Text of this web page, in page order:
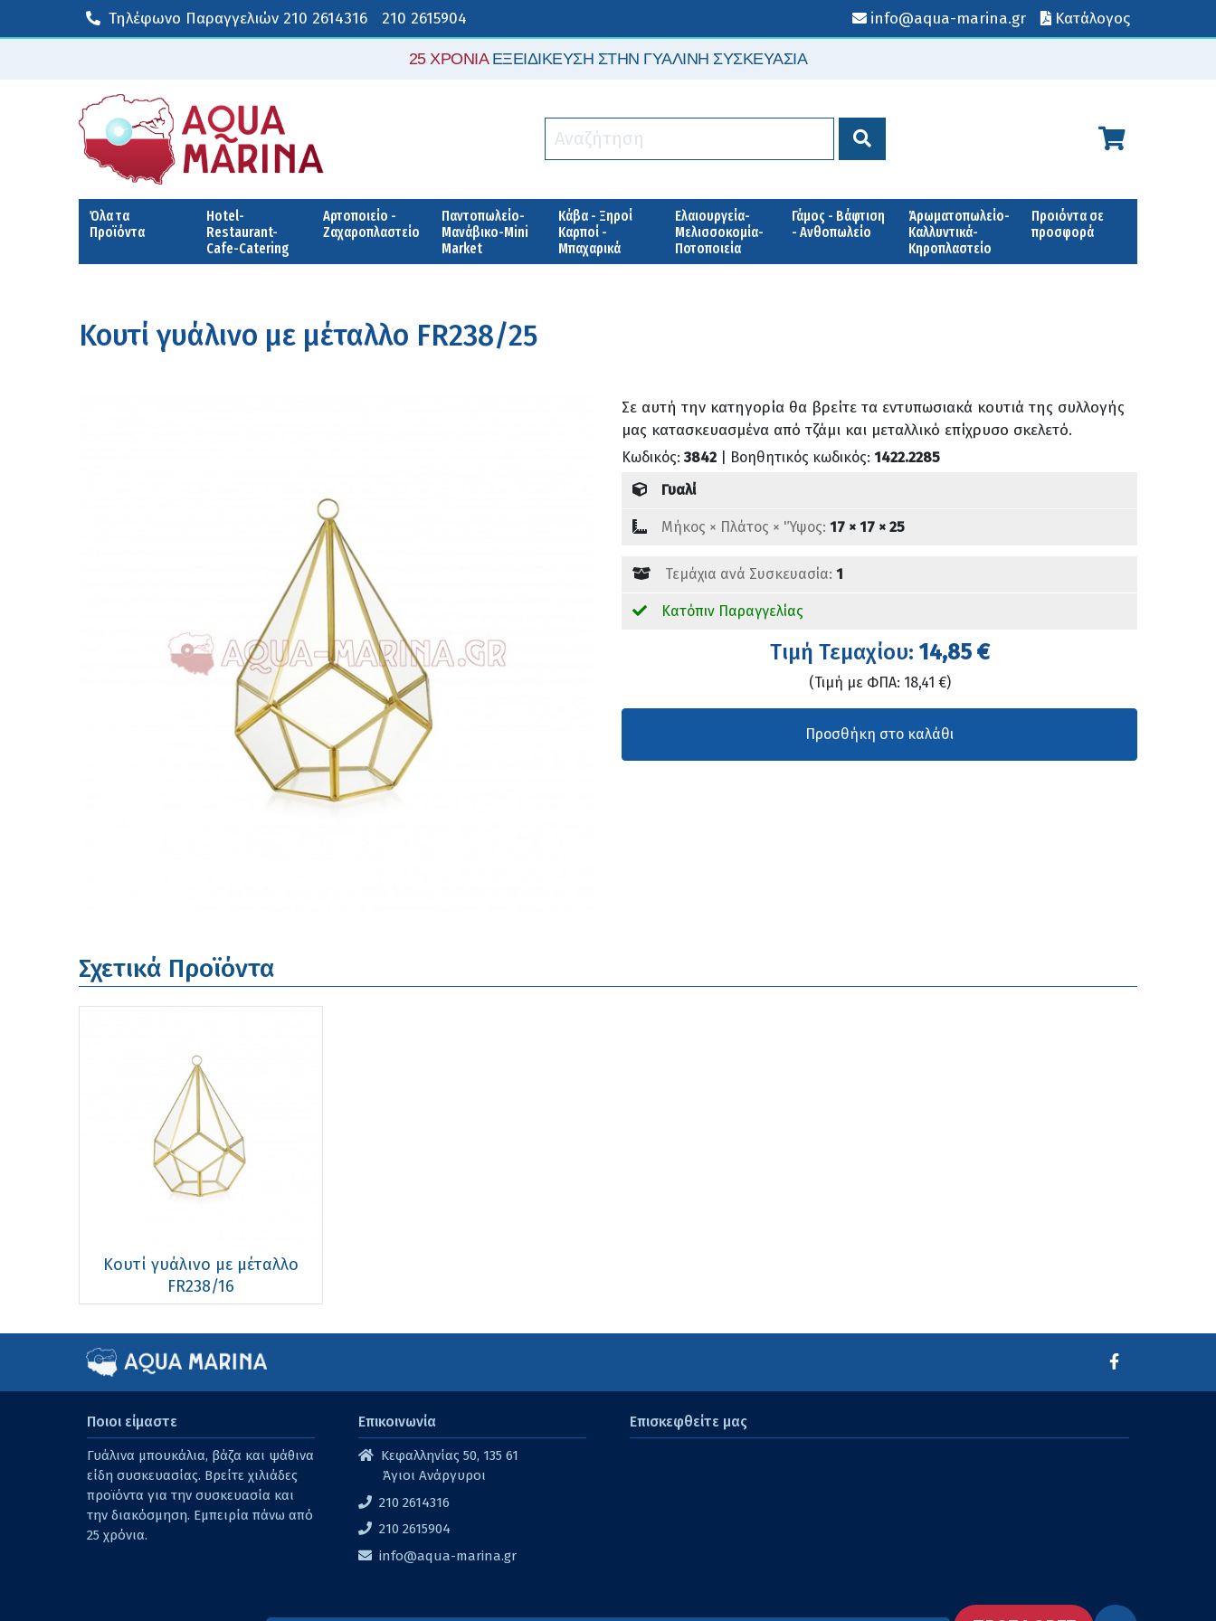
Τηλέφωνο Παραγγελιών 210 2614316 210 2615904 info@aqua-marina.gr Κατάλογος
25 ΧΡΟΝΙΑΕΞΕΙΔΙΚΕΥΣΗ ΣΤΗΝ ΓΥΑΛΙΝΗ ΣΥΣΚΕΥΑΣΙΑ
Όλα τα
Προϊόντα
Hotel-
Restaurant-
Cafe-Catering
Αρτοποιείο -
Ζαχαροπλαστείο
Παντοπωλείο-
Μανάβικο-Mini
Market
Κάβα - Ξηροί
Καρποί -
Μπαχαρικά
Ελαιουργεία-
Μελισσοκομία-
Ποτοποιεία
Γάμος - Βάφτιση
- Ανθοπωλείο
Άρωματοπωλείο-
Καλλυντικά-
Κηροπλαστείο
Προιόντα σε
προσφορά
Κουτί γυάλινο με μέταλλο FR238/25
Σε αυτή την κατηγορία θα βρείτε τα εντυπωσιακά κουτιά της συλλογής
μας κατασκευασμένα από τζάμι και μεταλλικό επίχρυσο σκελετό.
Κωδικός:3842 | Βοηθητικός κωδικός: 1422.2285
Γυαλί
Mήκος × Πλάτος × 'Ύψος: 17 × 17 × 25
Τεμάχια ανά Συσκευασία: 1
Κατόπιν Παραγγελίας
Tιμή Τεμαχίου: 14,85 €
(Τιμή με ΦΠΑ: 18,41 €)
Σχετικά Προϊόντα
Κουτί γυάλινο με μέταλλο
FR238/16
Ποιοι είμαστε
Γυάλινα μπουκάλια, βάζα και ψάθινα
είδη συσκευασίας. Βρείτε χιλιάδες
προϊόντα για την συσκευασία και
την διακόσμηση. Εμπειρία πάνω από
25 χρόνια.
Επικοινωνία
Κεφαλληνίας 50, 135 61
Άγιοι Ανάργυροι
210 2614316
210 2615904
info@aqua-marina.gr
Επισκεφθείτε μας